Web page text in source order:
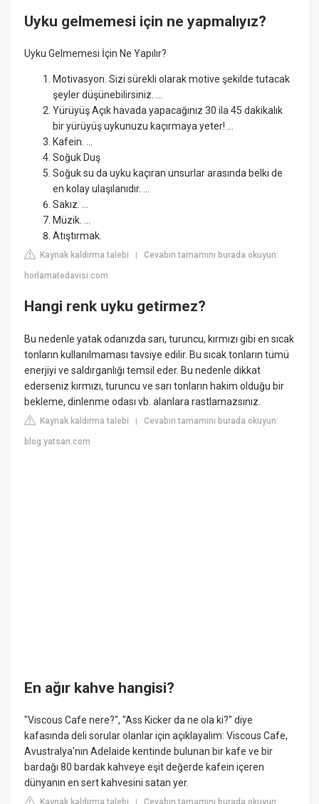
Uyku gelmemesi için ne yapmalıyız?
Uyku Gelmemesi İçin Ne Yapılır?
Motivasyon. Sizi sürekli olarak motive şekilde tutacak
şeyler düşünebilirsiniz. ...
Yürüyüş Açık havada yapacağınız 30 ila 45 dakikalık
bir yürüyüş uykunuzu kaçırmaya yeter! ...
Kafein. ...
Soğuk Duş
Soğuk su da uyku kaçıran unsurlar arasında belki de
en kolay ulaşılanıdır. ...
Sakız. ...
Müzik. ...
Atıştırmak.
Kaynak kaldırma talebi |Cevabın tamamını burada okuyun:
horlamatedavisi.com
Hangi renk uyku getirmez?
Bu nedenle yatak odanızda sarı, turuncu, kırmızı gibi en sıcak
tonların kullanılmaması tavsiye edilir. Bu sıcak tonların tümü
enerjiyi ve saldırganlığı temsil eder. Bu nedenle dikkat
ederseniz kırmızı, turuncu ve sarı tonların hakim olduğu bir
bekleme, dinlenme odası vb. alanlara rastlamazsınız.
Kaynak kaldırma talebi |Cevabın tamamını burada okuyun:
blog.yatsan.com
En ağır kahve hangisi?
"Viscous Cafe nere?", "Ass Kicker da ne ola ki?" diye
kafasında deli sorular olanlar için açıklayalım: Viscous Cafe,
Avustralya'nın Adelaide kentinde bulunan bir kafe ve bir
bardağı 80 bardak kahveye eşit değerde kafein içeren
dünyanın en sert kahvesini satan yer.